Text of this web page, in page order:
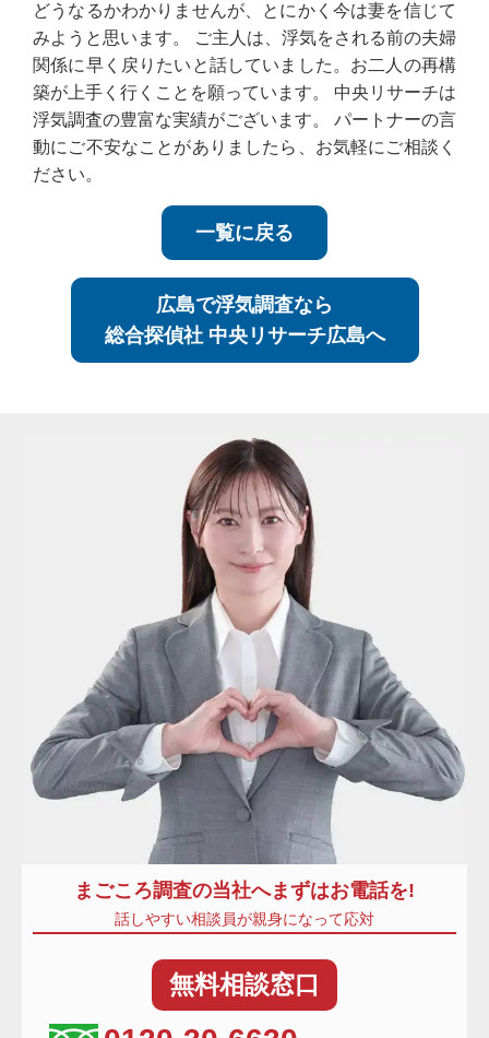
どうなるかわかりませんが、とにかく今は妻を信じて
みようと思います。 ご主人は、浮気をされる前の夫婦
関係に早く戻りたいと話していました。お二人の再構
築が上手く行くことを願っています。 中央リサーチは
浮気調査の豊富な実績がございます。 パートナーの言
動にご不安なことがありましたら、お気軽にご相談く
ださい。
一覧に戻る
広島で浮気調査なら
総合探偵社 中央リサーチ広島へ
まごころ調査の当社へまずはお電話を!
話しやすい相談員が親身になって応対
無料相談窓口